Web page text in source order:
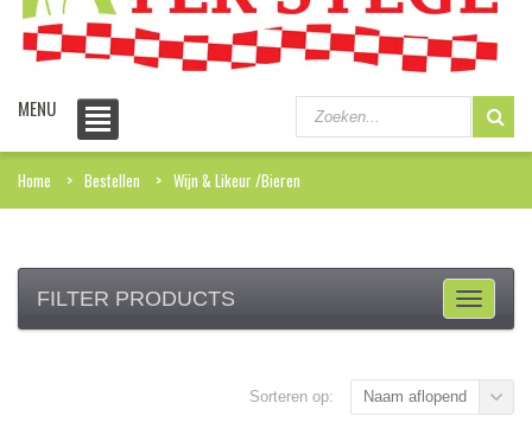
MENU
Home Bestellen Wijn & Likeur /Bieren
FILTER PRODUCTS
Sorteren op: Naam aflopend